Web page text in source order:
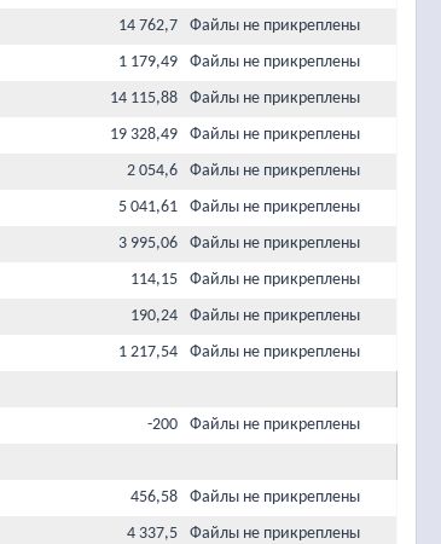
14 762,7
Файлы не прикреплены
1 179,49
Файлы не прикреплены
14 115,88
Файлы не прикреплены
19 328,49
Файлы не прикреплены
2 054,6
Файлы не прикреплены
5 041,61
Файлы не прикреплены
3 995,06
Файлы не прикреплены
114,15
Файлы не прикреплены
190,24
Файлы не прикреплены
1 217,54 Файлы не прикреплены
-200 Файлы не прикреплены
456,58
Файлы не прикреплены
4 337,5
Файлы не прикреплены